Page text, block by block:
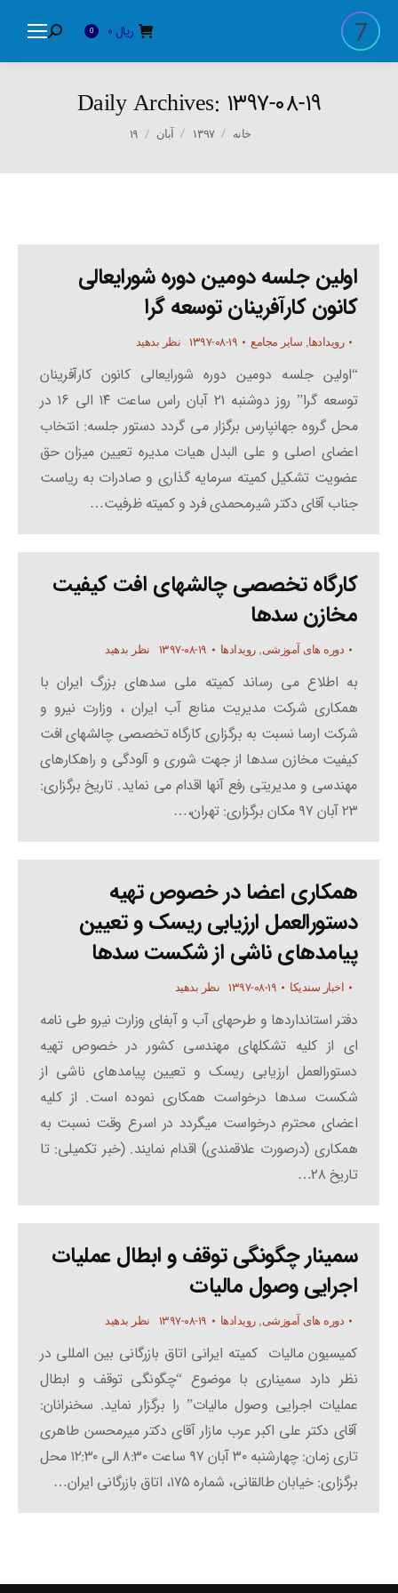
ریال 0
Search:
Daily Archives: ۱۳۹۷-۰۸-۱۹
You are here:
خانه ۱۳۹۷ آبان ۱۹
اولین جلسه دومین دوره شورایعالی
کانون کارآفرینان توسعه گرا
رویدادها, سایر مجامع ۱۳۹۷-۰۸-۱۹ نظر بدهید
“اولین جلسه دومین دوره شورایعالی کانون کارآفرینان
توسعه گرا” روز دوشنبه ۲۱ آبان راس ساعت ۱۴ الی ۱۶ در
محل گروه جهانپارس برگزار می گردد دستور جلسه: انتخاب
اعضای اصلی و علی البدل هیات مدیره تعیین میزان حق
عضویت تشکیل کمیته سرمایه گذاری و صادرات به ریاست
جناب آقای دکتر شیرمحمدی فرد و کمیته ظرفیت…
کارگاه تخصصی چالشهای افت کیفیت
مخازن سدها
دوره های آموزشی,رویدادها ۱۳۹۷-۰۸-۱۹ نظر بدهید
به اطلاع می رساند کمیته ملی سدهای بزرگ ایران با
همکاری شرکت مدیریت منابع آب ایران ، وزارت نیرو و
شرکت ارسا نسبت به برگزاری کارگاه تخصصی چالشهای افت
کیفیت مخازن سدها از جهت شوری و آلودگی و راهکارهای
مهندسی و مدیریتی رفع آنها اقدام می نماید. تاریخ برگزاری:
۲۳ آبان ۹۷ مکان برگزاری: تهران،…
همکاری اعضا در خصوص تهیه
دستورالعمل ارزیابی ریسک و تعیین
پیامدهای ناشی از شکست سدها
اخبار سندیکا ۱۳۹۷-۰۸-۱۹ نظر بدهید
دفتر استانداردها و طرحهای آب و آبفای وزارت نیرو طی نامه
ای از کلیه تشکلهای مهندسی کشور در خصوص تهیه
دستورالعمل ارزیابی ریسک و تعیین پیامدهای ناشی از
شکست سدها درخواست همکاری نموده است. از کلیه
اعضای محترم درخواست میگردد در اسرع وقت نسبت به
همکاری (درصورت علاقمندی) اقدام نمایند. (خبر تکمیلی: تا
تاریخ ۲۸…
سمینار چگونگی توقف و ابطال عملیات
اجرایی وصول مالیات
دوره های آموزشی,رویدادها ۱۳۹۷-۰۸-۱۹ نظر بدهید
کمیسیون مالیات کمیته ایرانی اتاق بازرگانی بین المللی در
نظر دارد سمیناری با موضوع “چگونگی توقف و ابطال
عملیات اجرایی وصول مالیات” را برگزار نماید. سخنرانان:
آقای دکتر علی اکبر عرب مازار آقای دکتر میرمحسن طاهری
تاری زمان: چهارشنبه ۳۰ آبان ۹۷ ساعت ۸:۳۰ الی ۱۲:۳۰ محل
برگزاری: خیابان طالقانی، شماره ۱۷۵، اتاق بازرگانی ایران…